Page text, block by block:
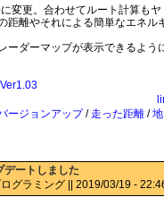
変更。合わせてルート計算もヤ
距離やそれによる簡単なエネル
ダーマップが表示できるよう
ージョンアップ/ 走った距離 /
デートしました
グラミング || 2019/03/19 - 22:46